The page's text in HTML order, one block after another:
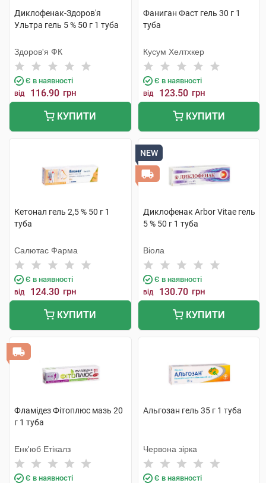
Диклофенак-Здоров'я
Ультра гель 5 % 50 г 1 туба
Здоров'я ФК
Є в наявності
від 116.90 грн
КУПИТИ
Фаниган Фаст гель 30 г 1
туба
Кусум Хелтхкер
Є в наявності
від 123.50 грн
КУПИТИ
Кетонал гель 2,5 % 50 г 1
туба
Салютас Фарма
Є в наявності
від 124.30 грн
КУПИТИ
NEW
Диклофенак Arbor Vitae гель
5 % 50 г 1 туба
Віола
Є в наявності
від 130.70 грн
КУПИТИ
Фламідез Фітоплюс мазь 20
г 1 туба
Енк'юб Етікалз
Є в наявності
Альгозан гель 35 г 1 туба
Червона зірка
Є в наявності